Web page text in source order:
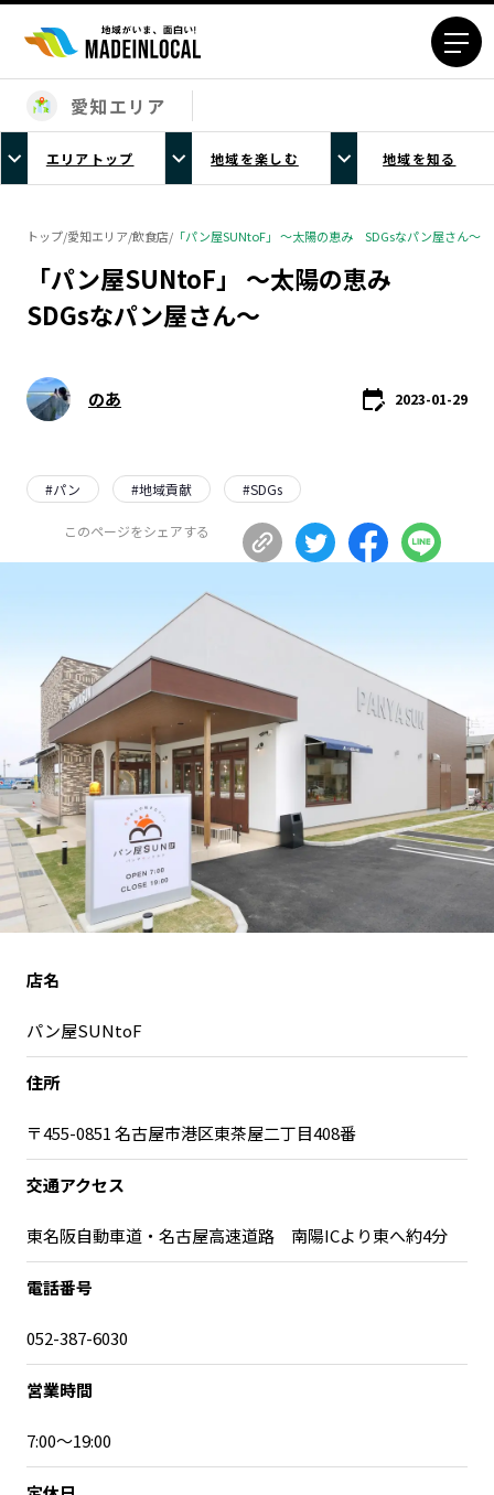
エリアから探す
北海道エリア
青森エリア
秋田エリア
山形エリア
福島エリア
茨城エリア
栃木エリア
東京23区エリア
神奈川エリア
福井エリア
山梨エリア
長野エリア
岐阜エリア
愛知エリア
大阪市エリア
北摂エリア
堺・泉州エリア
河内エリア
兵庫エリア
奈良エリア
和歌山エリア
鳥取エリア
島根エリア
岡山エリア
広島エリア
山口エリア
徳島エリア
香川エリア
愛媛エリア
高知エリア
福岡エリア
佐賀エリア
長崎エリア
沖縄エリア
カテゴリから探す
特集コンテンツ
MILCプロジェクト
選出企業特別対談
Localist
地域豆知識
Sporkle
「人」から探す
愛知エリア
エリアトップ 地域を楽しむ 地域を知る
トップ/愛知エリア/飲食店/ 「パン屋SUNtoF」 ～太陽の恵み SDGsなパン屋さん～
「パン屋SUNtoF」 ～太陽の恵み
SDGsなパン屋さん～
のあ 2023-01-29
#パン #地域貢献 #SDGs
このページをシェアする
店名
パン屋SUNtoF
住所
〒455-0851 名古屋市港区東茶屋二丁目408番
交通アクセス
東名阪自動車道・名古屋高速道路 南陽ICより東へ約4分
電話番号
052-387-6030
営業時間
7:00〜19:00